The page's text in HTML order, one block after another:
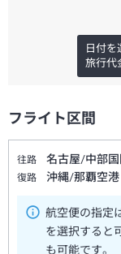
日付を
旅行代
フライト区間
往路 名古屋/中部
復路 沖縄/那覇空港
航空便の指定
を選択すると
も可能です。